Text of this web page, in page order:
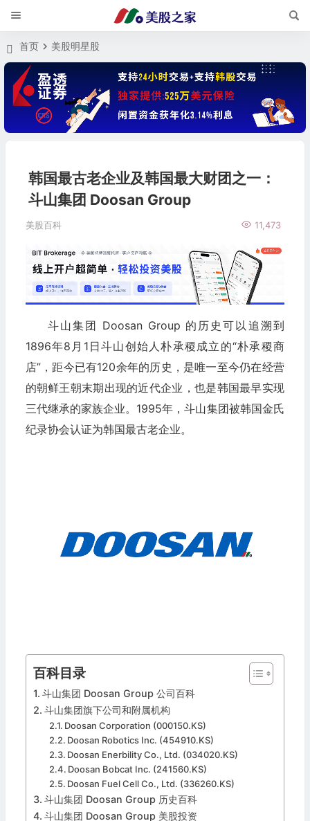
首页 美股明星股
韩国最古老企业及韩国最大财团之一：
斗山集团 Doosan Group
美股百科 11,473
斗山集团 Doosan Group 的历史可以追溯到
1896年8月1日斗山创始人朴承稷成立的“朴承稷商
店”，距今已有120余年的历史，是唯一至今仍在经营
的朝鲜王朝末期出现的近代企业，也是韩国最早实现
三代继承的家族企业。1995年，斗山集团被韩国金氏
纪录协会认证为韩国最古老企业。
百科目录
斗山集团 Doosan Group 公司百科
斗山集团旗下公司和附属机构
Doosan Corporation (000150.KS)
Doosan Robotics Inc. (454910.KS)
Doosan Enerbility Co., Ltd. (034020.KS)
Doosan Bobcat Inc. (241560.KS)
Doosan Fuel Cell Co., Ltd. (336260.KS)
斗山集团 Doosan Group 历史百科
斗山集团 Doosan Group 美股投资